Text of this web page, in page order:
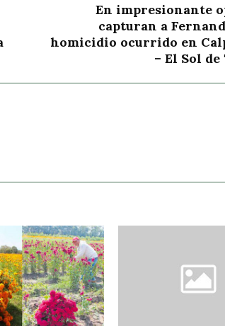
En impresionante
capturan a
homicidio ocurrido en
– El Sol